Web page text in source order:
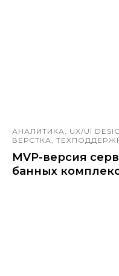
АНАЛИТИКА, UX/UI
ВЕРСТКА,
MVP-версия
банных